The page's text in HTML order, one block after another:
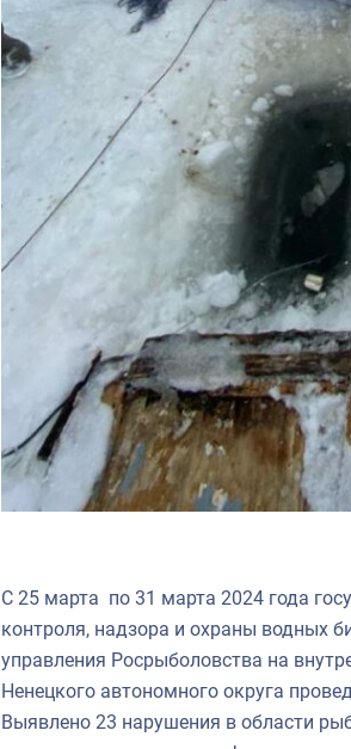
С 25 марта по 31 марта 2024 года
контроля, надзора и охраны водных
управления Росрыболовства на
Ненецкого автономного округа
Выявлено 23 нарушения в области